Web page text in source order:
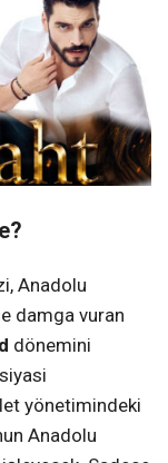
Anadolu
damga vuran
dönemini
yönetimindeki
Anadolu